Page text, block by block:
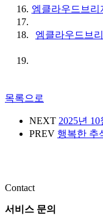
엠클라우드브리
엠클라우드브
목록으로
NEXT 2025년
PREV 행복한 추
Contact
서비스 문의